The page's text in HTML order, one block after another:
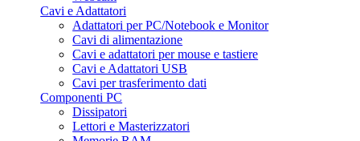
Cavi e Adattatori
Adattatori per PC/Notebook e Monitor
Cavi di alimentazione
Cavi e adattatori per mouse e tastiere
Cavi e Adattatori USB
Cavi per trasferimento dati
Componenti PC
Dissipatori
Lettori e Masterizzatori